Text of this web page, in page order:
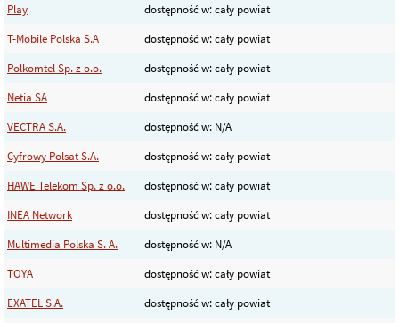
Play
dostępność w: cały powiat
T-Mobile Polska S.A
dostępność w: cały powiat
Polkomtel Sp. z o.o.
dostępność w: cały powiat
Netia SA
dostępność w: cały powiat
VECTRA S.A.
dostępność w: N/A
Cyfrowy Polsat S.A.
dostępność w: cały powiat
HAWE Telekom Sp. z o.o.
dostępność w: cały powiat
INEA Network
dostępność w: cały powiat
Multimedia Polska S. A.
dostępność w: N/A
TOYA
dostępność w: cały powiat
EXATEL S.A.
dostępność w: cały powiat